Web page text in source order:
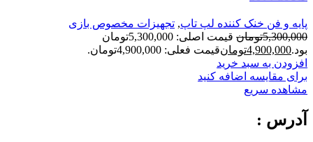
پایه و فن خنک کننده لپ تاپ, تجهیزات مخصوص بازی
5,300,000تومان
قیمت اصلی: 5,300,000تومان
بود.4,900,000تومانقیمت فعلی: 4,900,000تومان.
افزودن به سبد خرید
برای مقایسه اضافه کنید
مشاهده سریع
آدرس :